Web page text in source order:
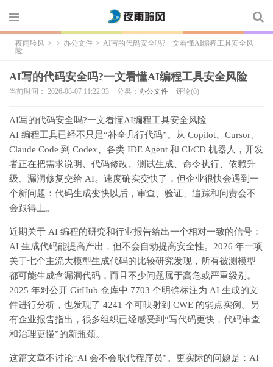
夜雨聆风 > > 办公文件 > AI写的代码安全吗?一文看懂AI编程工具安全风
险
AI写的代码安全吗?一文看懂AI编程工具安全风险
当前时间： 2026-08-07 11:22:33 分类： 办公文件 评论(0)
AI写的代码安全吗?一文看懂AI编程工具安全风险
AI 编程工具已经不只是“补全几行代码”。从 Copilot、Cursor、
Claude Code 到 Codex、各类 IDE Agent 和 CI/CD 机器人，开发
者正在把需求说明、代码修改、测试生成、命令执行、依赖升
级、漏洞修复交给 AI。速度确实变快了，但企业很快会遇到一
个新问题：代码生成变快以后，审查、验证、追踪和问责会不
会跟得上。
近期关于 AI 编程的研究和行业报告给出一个相对一致的信号：
AI 生成代码能提高产出，但不会自动提高安全性。2026 年一项
关于七个主流大模型生成代码的比较研究发现，所有被测模型
都可能生成含漏洞代码，而且不少问题属于高危或严重级别。
2025 年对公开 GitHub 仓库中 7703 个明确标注为 AI 生成的文
件进行分析，也发现了 4241 个可映射到 CWE 的弱点实例。另
有企业报告指出，很多组织已经感受到“写代码更快，代码审查
和治理更慢”的新瓶颈。
这篇文章不讨论“AI 会不会取代程序员”。更实际的问题是：AI